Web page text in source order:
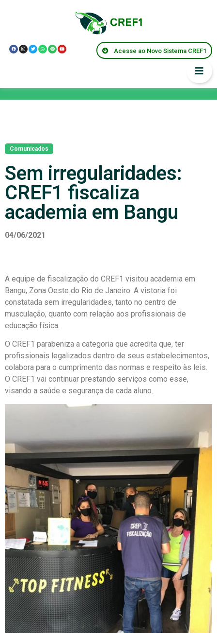
Acesse ao Novo Sistema CREF1
Comunicados
Sem irregularidades:
CREF1 fiscaliza
academia em Bangu
04/06/2021
A equipe de fiscalização do CREF1 visitou academia em
Bangu, Zona Oeste do Rio de Janeiro. A vistoria foi
constatada sem irregularidades, tanto no centro de
musculação, quanto com relação aos profissionais de
educação física.
O CREF1 parabeniza a categoria que acredita que, ter
profissionais legalizados dentro de seus estabelecimentos,
colabora para o cumprimento das normas e respeito às leis.
O CREF1 vai continuar prestando serviços como esse,
visando a saúde e segurança de cada aluno.